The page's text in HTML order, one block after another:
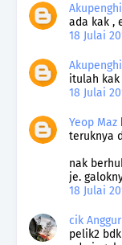
ada kak ,
18 Julai
itulah kak
18 Julai
Yeop Maz
teruknya
nak
je.
18 Julai
cik Anggur
pelik2